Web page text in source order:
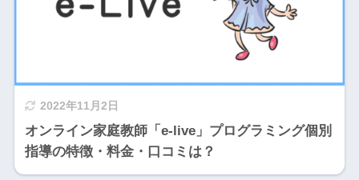
2022年11月2日
オンライン家庭教師「e-live」プログラミング個別
指導の特徴・料金・口コミは？